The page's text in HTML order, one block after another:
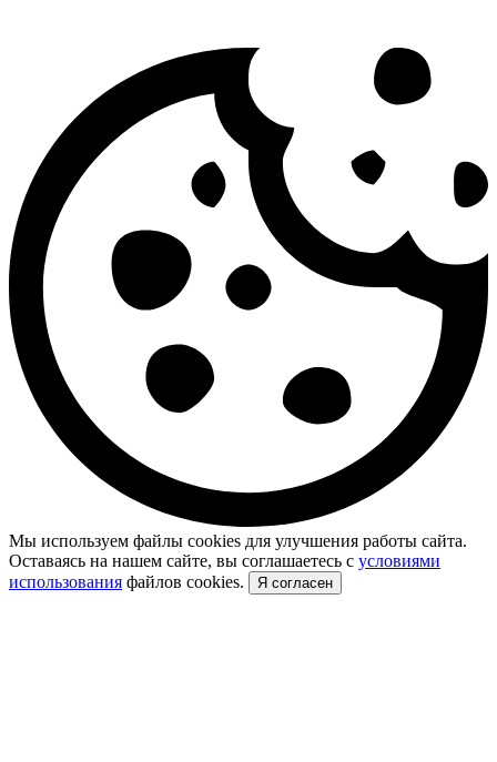
Мы используем файлы cookies для улучшения работы сайта.
Оставаясь на нашем сайте, вы соглашаетесь с условиями
использования файлов cookies. Я согласен